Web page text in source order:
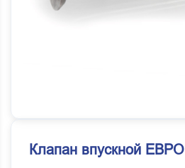
Клапан впускной ЕВРО